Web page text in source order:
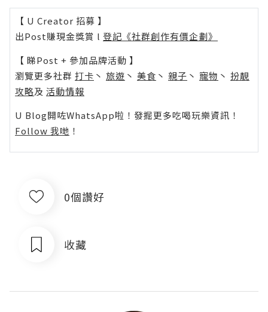
【 U Creator 招募 】
出Post賺現金獎賞 l 登記《社群創作有價企劃》
【 睇Post + 參加品牌活動 】
瀏覽更多社群 打卡 丶 旅遊 丶 美食 丶 親子 丶 寵物 丶 扮靚
攻略及 活動情報
U Blog開咗WhatsApp啦！發掘更多吃喝玩樂資訊！
Follow 我哋 ！
0個讚好
收藏